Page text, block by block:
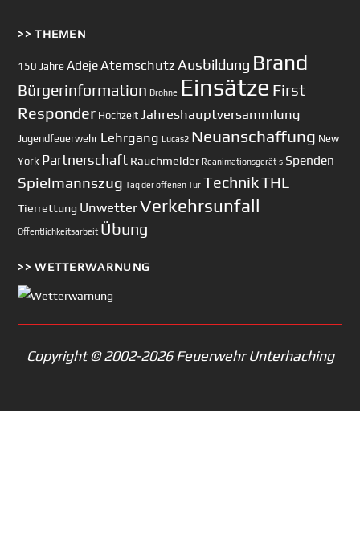
>> THEMEN
150 Jahre AdejeAtemschutz Ausbildung Brand
Bürgerinformation Drohne Einsätze First
Responder Hochzeit Jahreshauptversammlung
Jugendfeuerwehr Lehrgang Lucas2 Neuanschaffung New
York Partnerschaft Rauchmelder Reanimationsgerät s Spenden
Spielmannszug Tag der offenen Tür TechnikTHL
Tierrettung UnwetterVerkehrsunfall
Öffentlichkeitsarbeit Übung
>> WETTERWARNUNG
Copyright © 2002-2026 Feuerwehr Unterhaching